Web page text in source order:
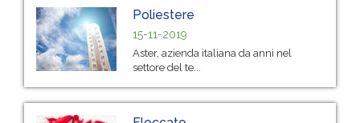
Poliestere
15-11-2019
Aster, azienda italiana da anni nel
settore del te...